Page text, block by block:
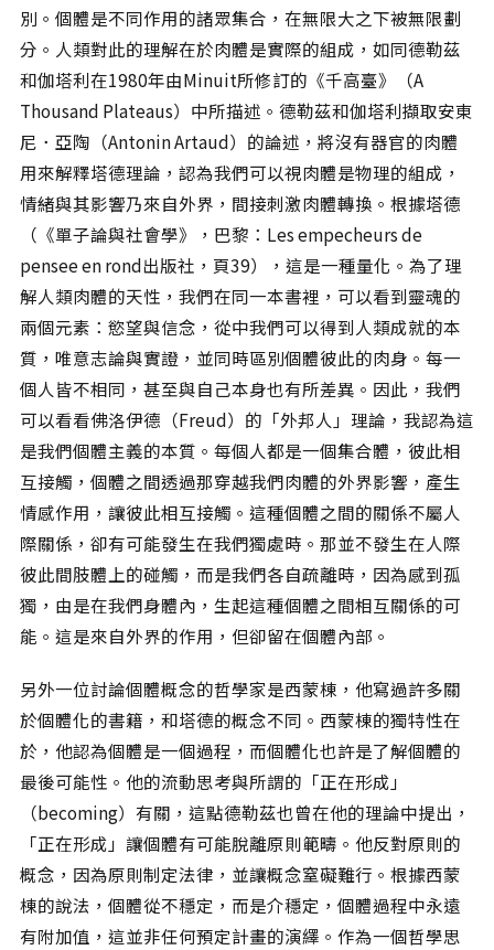
別。個體是不同作用的諸眾集合，在無限大之下被無限劃
分。人類對此的理解在於肉體是實際的組成，如同德勒茲
和伽塔利在1980年由Minuit所修訂的《千高臺》（A
Thousand Plateaus）中所描述。德勒茲和伽塔利擷取安東
尼．亞陶（Antonin Artaud）的論述，將沒有器官的肉體
用來解釋塔德理論，認為我們可以視肉體是物理的組成，
情緒與其影響乃來自外界，間接刺激肉體轉換。根據塔德
（《單子論與社會學》，巴黎：Les empecheurs de
pensee en rond出版社，頁39），這是一種量化。為了理
解人類肉體的天性，我們在同一本書裡，可以看到靈魂的
兩個元素：慾望與信念，從中我們可以得到人類成就的本
質，唯意志論與實證，並同時區別個體彼此的肉身。每一
個人皆不相同，甚至與自己本身也有所差異。因此，我們
可以看看佛洛伊德（Freud）的「外邦人」理論，我認為這
是我們個體主義的本質。每個人都是一個集合體，彼此相
互接觸，個體之間透過那穿越我們肉體的外界影響，產生
情感作用，讓彼此相互接觸。這種個體之間的關係不屬人
際關係，卻有可能發生在我們獨處時。那並不發生在人際
彼此間肢體上的碰觸，而是我們各自疏離時，因為感到孤
獨，由是在我們身體內，生起這種個體之間相互關係的可
能。這是來自外界的作用，但卻留在個體內部。
另外一位討論個體概念的哲學家是西蒙棟，他寫過許多關
於個體化的書籍，和塔德的概念不同。西蒙棟的獨特性在
於，他認為個體是一個過程，而個體化也許是了解個體的
最後可能性。他的流動思考與所謂的「正在形成」
（becoming）有關，這點德勒茲也曾在他的理論中提出，
「正在形成」讓個體有可能脫離原則範疇。他反對原則的
概念，因為原則制定法律，並讓概念窒礙難行。根據西蒙
棟的說法，個體從不穩定，而是介穩定，個體過程中永遠
有附加值，這並非任何預定計畫的演繹。作為一個哲學思